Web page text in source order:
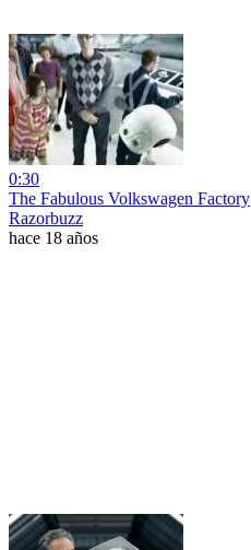
0:30
The Fabulous Volkswagen Factory
Razorbuzz
hace 18 años